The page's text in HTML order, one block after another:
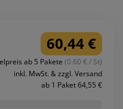
60,44 €
ab 5 Pakete (0.60 € / St)
inkl. MwSt. & zzgl. Versand
ab 1 Paket 64,55 €